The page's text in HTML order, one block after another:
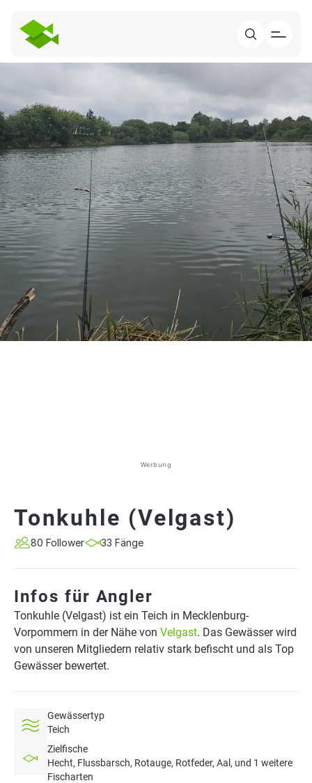
Werbung
Tonkuhle (Velgast)
80 Follower 33 Fänge
Infos für Angler
Tonkuhle (Velgast) ist ein Teich in Mecklenburg-
Vorpommern in der Nähe von Velgast. Das Gewässer wird
von unseren Mitgliedern relativ stark befischt und als Top
Gewässer bewertet.
Gewässertyp
Teich
Zielfische
Hecht, Flussbarsch, Rotauge, Rotfeder, Aal, und 1 weitere
Fischarten